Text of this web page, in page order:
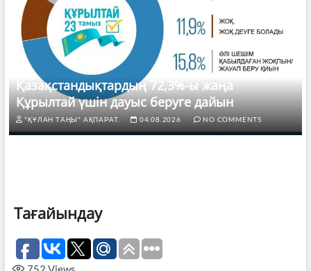
Қазақстандықтардың 72,3%-ы жаңа
Құрылтай үшін дауыс беруге дайын
"ҚҰЛАН ТАҢЫ" АҚПАРАТ. 04.08.2026 NO COMMENTS
Тағайындау